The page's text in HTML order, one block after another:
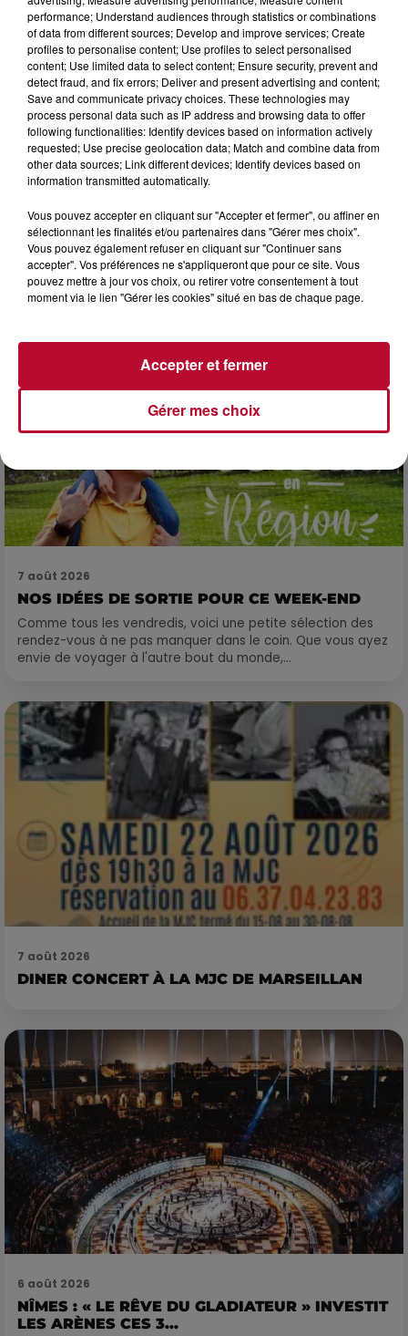
7h51
DANS LES ATELIERS D'ARTISANS
Marre des plages bondées et des visites au pas de charge
? La Chambre de Métiers et de l’Artisanat Occitanie
propose une alternative bien plus vivante :...
7 août 2026
NOS IDÉES DE SORTIE POUR CE WEEK-END
Comme tous les vendredis, voici une petite sélection des
rendez-vous à ne pas manquer dans le coin. Que vous ayez
envie de voyager à l'autre bout du monde,...
7 août 2026
DINER CONCERT À LA MJC DE MARSEILLAN
6 août 2026
NÎMES : « LE RÊVE DU GLADIATEUR » INVESTIT
LES ARÈNES CES 3...
performance; Understand audiences through statistics or combinations
of data from different sources; Develop and improve services; Create
profiles to personalise content; Use profiles to select personalised
content; Use limited data to select content; Ensure security, prevent and
detect fraud, and fix errors; Deliver and present advertising and content;
Save and communicate privacy choices. These technologies may
process personal data such as IP address and browsing data to offer
following functionalities: Identify devices based on information actively
requested; Use precise geolocation data; Match and combine data from
other data sources; Link different devices; Identify devices based on
information transmitted automatically.
Vous pouvez accepter en cliquant sur "Accepter et fermer", ou affiner en
sélectionnant les finalités et/ou partenaires dans "Gérer mes choix".
Vous pouvez également refuser en cliquant sur "Continuer sans
accepter". Vos préférences ne s'appliqueront que pour ce site. Vous
pouvez mettre à jour vos choix, ou retirer votre consentement à tout
moment via le lien "Gérer les cookies" situé en bas de chaque page.
Gérer mes choix
Accepter et fermer